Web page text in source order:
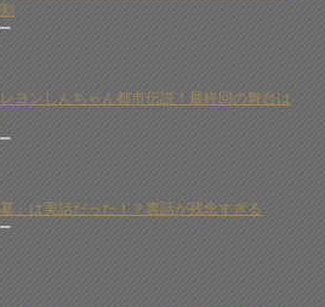
レヨンしんちゃん都市伝説！最終回の舞台は
墓」は実話だった！？裏話が残念すぎる